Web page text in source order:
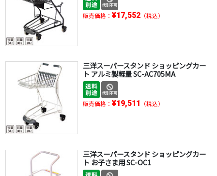
販売価格： ¥17,552（税込）
三洋スーパースタンド ショッピングカー
ト アルミ製軽量 SC-AC705MA
販売価格： ¥19,511 （税込）
三洋スーパースタンド ショッピングカー
ト お子さま用 SC-OC1